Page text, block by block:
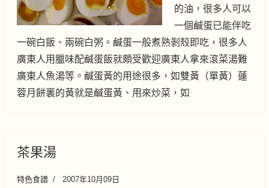
的油，很多人可以
一個鹹蛋已能伴吃
一碗白飯、兩碗白粥。鹹蛋一般煮熟剝殼即吃，很多人
廣東人用臘味配鹹蛋飯就頗受歡迎廣東人拿來滾菜湯難
廣東人魚湯等。鹹蛋黃的用途很多，如雙黃（單黃）蓮
蓉月餅裏的黃就是鹹蛋黃、用來炒菜，如
茶果湯
特色食譜 2007年10月09日